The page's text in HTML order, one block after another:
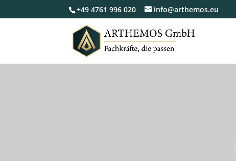
+49 4761 996 020 info@arthemos.eu